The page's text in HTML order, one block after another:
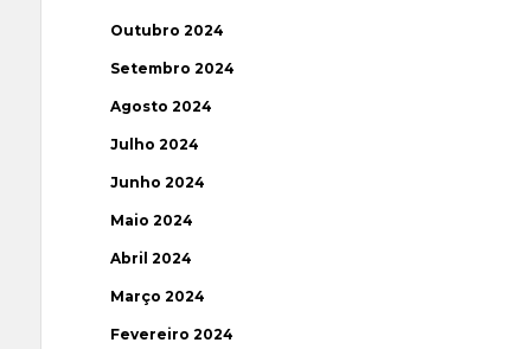
Outubro 2024
Setembro 2024
Agosto 2024
Julho 2024
Junho 2024
Maio 2024
Abril 2024
Março 2024
Fevereiro 2024